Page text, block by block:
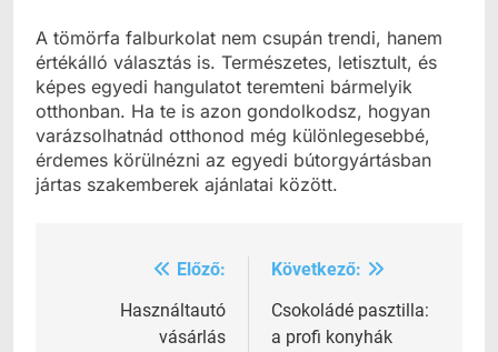
A tömörfa falburkolat nem csupán trendi, hanem
értékálló választás is. Természetes, letisztult, és
képes egyedi hangulatot teremteni bármelyik
otthonban. Ha te is azon gondolkodsz, hogyan
varázsolhatnád otthonod még különlegesebbé,
érdemes körülnézni az egyedi bútorgyártásban
jártas szakemberek ajánlatai között.
Bejegyzés
navigáció
Előző:
Használtautó
vásárlás
Következő:
Csokoládé pasztilla:
a profi konyhák